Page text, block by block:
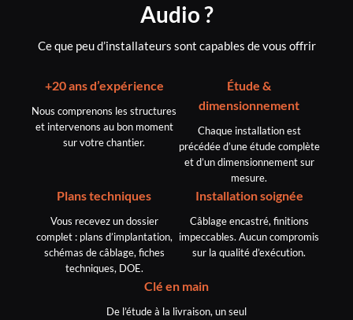
Audio ?
Ce que peu d’installateurs sont capables de vous offrir
+20 ans d’expérience
Nous comprenons les structures
et intervenons au bon moment
sur votre chantier.
Étude &
dimensionnement
Chaque installation est
précédée d’une étude complète
et d’un dimensionnement sur
mesure.
Plans techniques
Vous recevez un dossier
complet : plans d’implantation,
schémas de câblage, fiches
techniques, DOE.
Installation soignée
Câblage encastré, finitions
impeccables. Aucun compromis
sur la qualité d’exécution.
Clé en main
De l’étude à la livraison, un seul